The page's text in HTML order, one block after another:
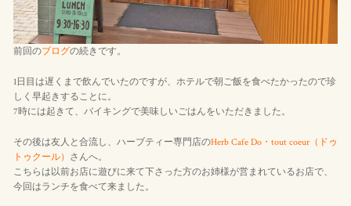
前回のブログの続きです。
1日目は遅くまで飲んでいたのですが、ホテルで朝ご飯を食べたかったので珍
しく早起きすることに。
7時には起きて、バイキングで美味しいごはんをいただきました。
その後は友人と合流し、ハーブティー専門店のHerb Cafe Do・tout coeur（ドゥ
トゥクール） さんへ。
こちらは以前お店に遊びに来て下さった方のお姉様が営まれているお店で、
今回はランチを食べて来ました。